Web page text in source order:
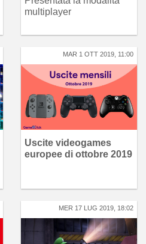
multiplayer
MAR 1 OTT 2019, 11:00
Uscite videogames
europee di ottobre 2019
MER 17 LUG 2019, 18:02